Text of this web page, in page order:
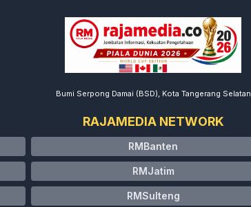
Bumi Serpong Damai (BSD), Kota Tangerang Selatan
RAJAMEDIA NETWORK
RMBanten
RMJatim
RMSulteng